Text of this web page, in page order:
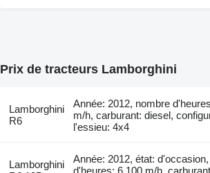
Prix de tracteurs Lamborghini
Lamborghini
R6
Année: 2012, nombre
m/h, carburant: diesel,
l'essieu: 4x4
Lamborghini
Année: 2012, état:
d'heures: 6.100 m/h,